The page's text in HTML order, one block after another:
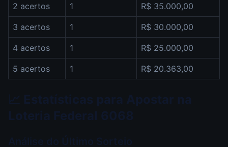
2 acertos 1 R$ 35.000,00
3 acertos 1 R$ 30.000,00
4 acertos 1 R$ 25.000,00
5 acertos 1 R$ 20.363,00